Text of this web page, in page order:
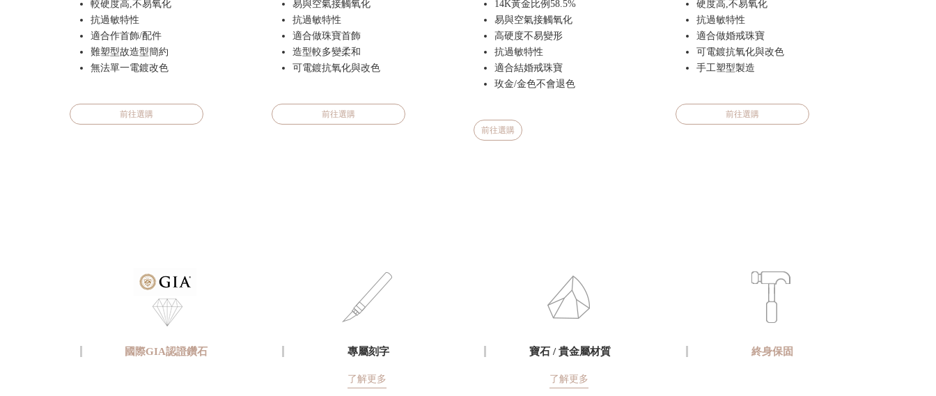
較硬度高,不易氧化
抗過敏特性
適合作首飾/配件
難塑型故造型簡約
無法單一電鍍改色
前往選購
易與空氣接觸氧化
抗過敏特性
適合做珠寶首飾
造型較多變柔和
可電鍍抗氧化與改色
前往選購
14K黃金比例58.5%
易與空氣接觸氧化
高硬度不易變形
抗過敏特性
適合結婚戒珠寶
玫金/金色不會退色
前往選購
硬度高,不易氧化
抗過敏特性
適合做婚戒珠寶
可電鍍抗氧化與改色
手工塑型製造
前往選購
國際GIA認證鑽石 專屬刻字
了解更多
寶石 / 貴金屬材質
了解更多
終身保固